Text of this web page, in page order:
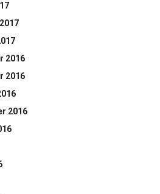
2016
2016
2016